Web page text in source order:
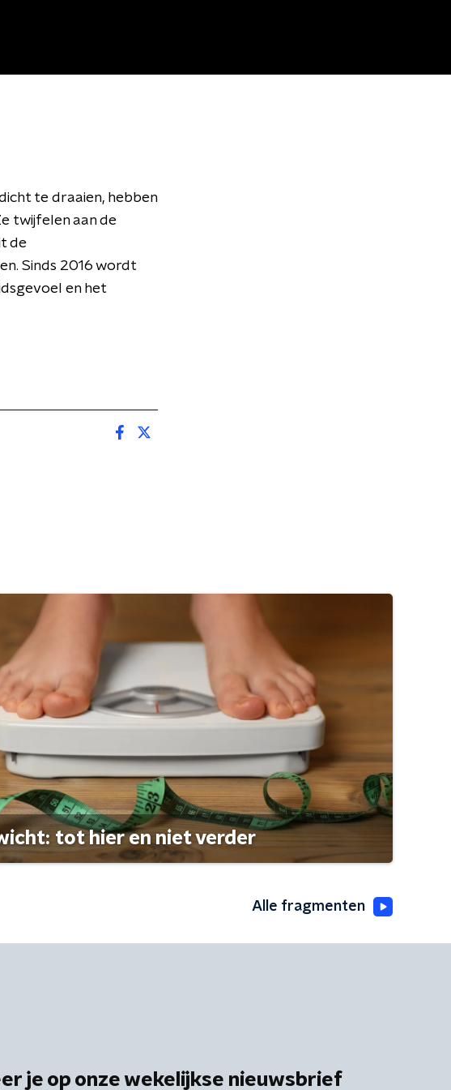
te draaien, hebben
twijfelen aan de
de
Sinds 2016 wordt
en het
tot hier en niet verder
Alle fragmenten
je op onze wekelijkse nieuwsbrief